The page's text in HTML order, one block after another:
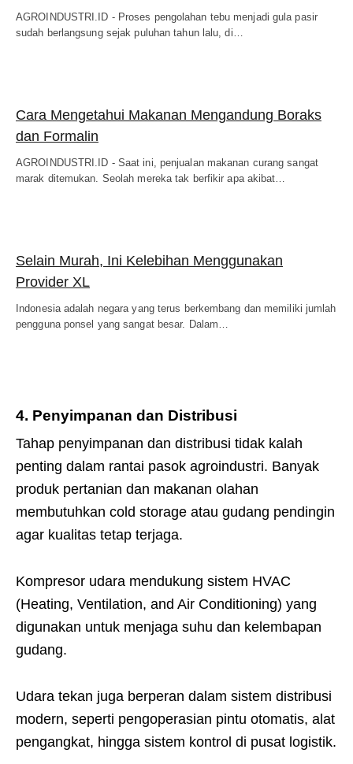
AGROINDUSTRI.ID - Proses pengolahan tebu menjadi gula pasir
sudah berlangsung sejak puluhan tahun lalu, di…
Cara Mengetahui Makanan Mengandung Boraks
dan Formalin
AGROINDUSTRI.ID - Saat ini, penjualan makanan curang sangat
marak ditemukan. Seolah mereka tak berfikir apa akibat…
Selain Murah, Ini Kelebihan Menggunakan
Provider XL
Indonesia adalah negara yang terus berkembang dan memiliki jumlah
pengguna ponsel yang sangat besar. Dalam…
4. Penyimpanan dan Distribusi
Tahap penyimpanan dan distribusi tidak kalah
penting dalam rantai pasok agroindustri. Banyak
produk pertanian dan makanan olahan
membutuhkan cold storage atau gudang pendingin
agar kualitas tetap terjaga.
Kompresor udara mendukung sistem HVAC
(Heating, Ventilation, and Air Conditioning) yang
digunakan untuk menjaga suhu dan kelembapan
gudang.
Udara tekan juga berperan dalam sistem distribusi
modern, seperti pengoperasian pintu otomatis, alat
pengangkat, hingga sistem kontrol di pusat logistik.